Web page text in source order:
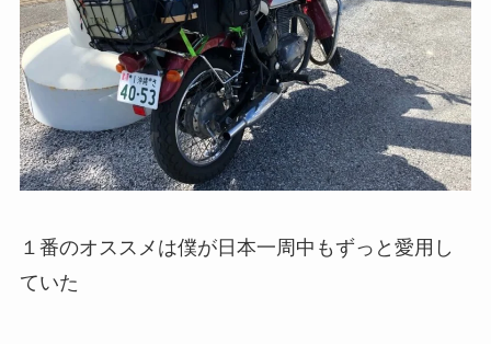
１番のオススメは僕が日本一周中もずっと愛用し
ていた